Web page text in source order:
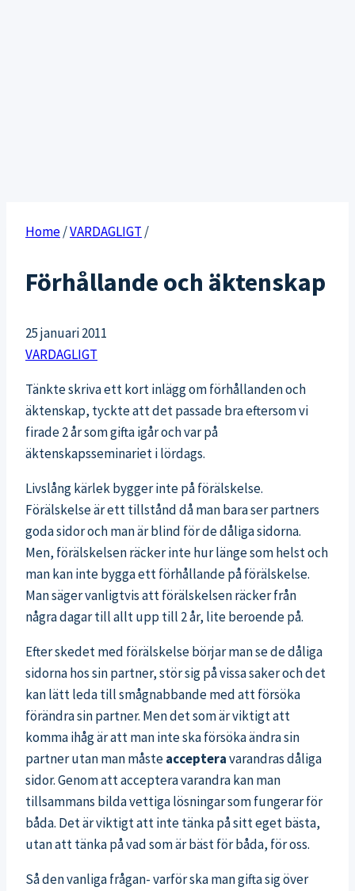
Home/VARDAGLIGT /
Förhållande och äktenskap
25 januari 2011
VARDAGLIGT
Tänkte skriva ett kort inlägg om förhållanden och
äktenskap, tyckte att det passade bra eftersom vi
firade 2 år som gifta igår och var på
äktenskapsseminariet i lördags.
Livslång kärlek bygger inte på förälskelse.
Förälskelse är ett tillstånd då man bara ser partners
goda sidor och man är blind för de dåliga sidorna.
Men, förälskelsen räcker inte hur länge som helst och
man kan inte bygga ett förhållande på förälskelse.
Man säger vanligtvis att förälskelsen räcker från
några dagar till allt upp till 2 år, lite beroende på.
Efter skedet med förälskelse börjar man se de dåliga
sidorna hos sin partner, stör sig på vissa saker och det
kan lätt leda till smågnabbande med att försöka
förändra sin partner. Men det som är viktigt att
komma ihåg är att man inte ska försöka ändra sin
partner utan man måsteaccepteravarandras dåliga
sidor. Genom att acceptera varandra kan man
tillsammans bilda vettiga lösningar som fungerar för
båda. Det är viktigt att inte tänka på sitt eget bästa,
utan att tänka på vad som är bäst för båda, för oss.
Så den vanliga frågan- varför ska man gifta sig över